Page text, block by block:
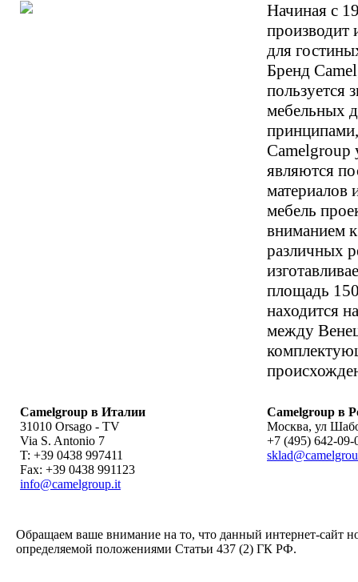
Начиная с
производит
для
Бренд
пользуется
мебельных
Camelgroup
являются
материалов
мебель
вниманием
различных
площадь
находится
между
Camelgroup в Италии
31010 Orsago - TV
Via S. Antonio 7
T: +39 0438 997411
Fax: +39 0438 991123
info@camelgroup.it
Camelgroup в
Москва, ул
+7 (495) 642-09-
Обращаем ваше внимание на то, что данный интернет-сайт
определяемой положениями Статьи 437 (2) ГК РФ.